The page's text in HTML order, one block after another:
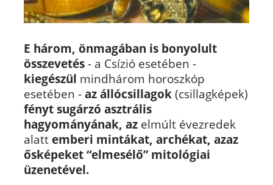
E három, önmagában is bonyolult
összevetés - a Csízió esetében -
kiegészül mindhárom horoszkóp
esetében - az állócsillagok (csillagképek)
fényt sugárzó asztrális
hagyományának, az elmúlt évezredek
alatt emberi mintákat, archékat, azaz
ősképeket “elmesélő” mitológiai
üzenetével.